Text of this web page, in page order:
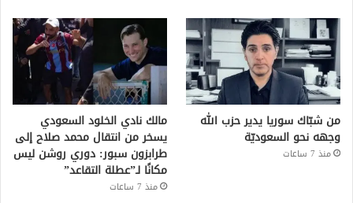
من شبّاك سوريا يدير حزب الله
وجهه نحو السعوديّة
منذ 7 ساعات
مالك نادي الخلود السعودي
يسخر من انتقال محمد صلاح إلى
طرابزون سبور: دوري روشن ليس
مكانًا لـ”عطلة التقاعد”
منذ 7 ساعات